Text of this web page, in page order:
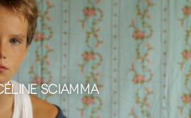
SCIAMMA